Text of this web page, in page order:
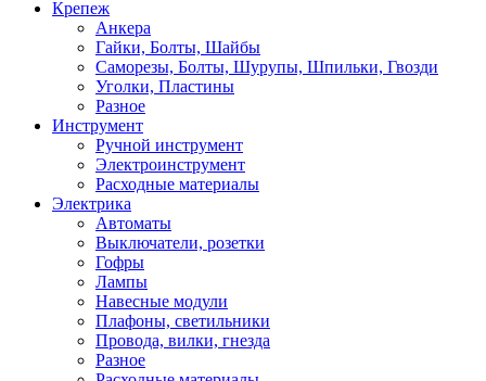
Крепеж
Анкера
Гайки, Болты, Шайбы
Саморезы, Болты, Шурупы, Шпильки, Гвозди
Уголки, Пластины
Разное
Инструмент
Ручной инструмент
Электроинструмент
Расходные материалы
Электрика
Автоматы
Выключатели, розетки
Гофры
Лампы
Навесные модули
Плафоны, светильники
Провода, вилки, гнезда
Разное